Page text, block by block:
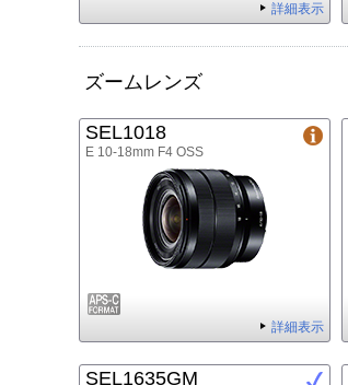
詳細表示
ズームレンズ
SEL1018
E 10-18mm F4 OSS
詳細表示
SEL1635GM